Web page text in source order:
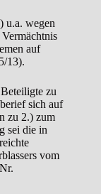
u.a. wegen
auf
13).
zu
sich auf
zu 2.) zum
sei die in
vom